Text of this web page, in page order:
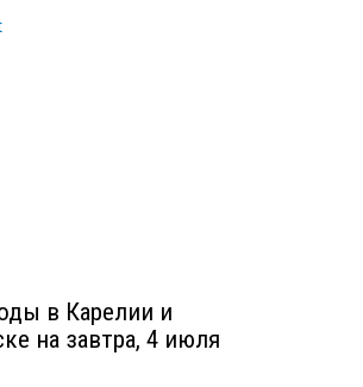
в Карелии и
на завтра, 4 июля